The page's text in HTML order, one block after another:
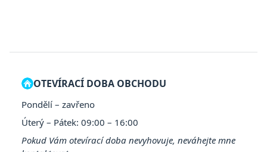
OTEVÍRACÍ DOBA OBCHODU
Pondělí – zavřeno
Úterý – Pátek: 09:00 – 16:00
Pokud Vám otevírací doba nevyhovuje, neváhejte mne